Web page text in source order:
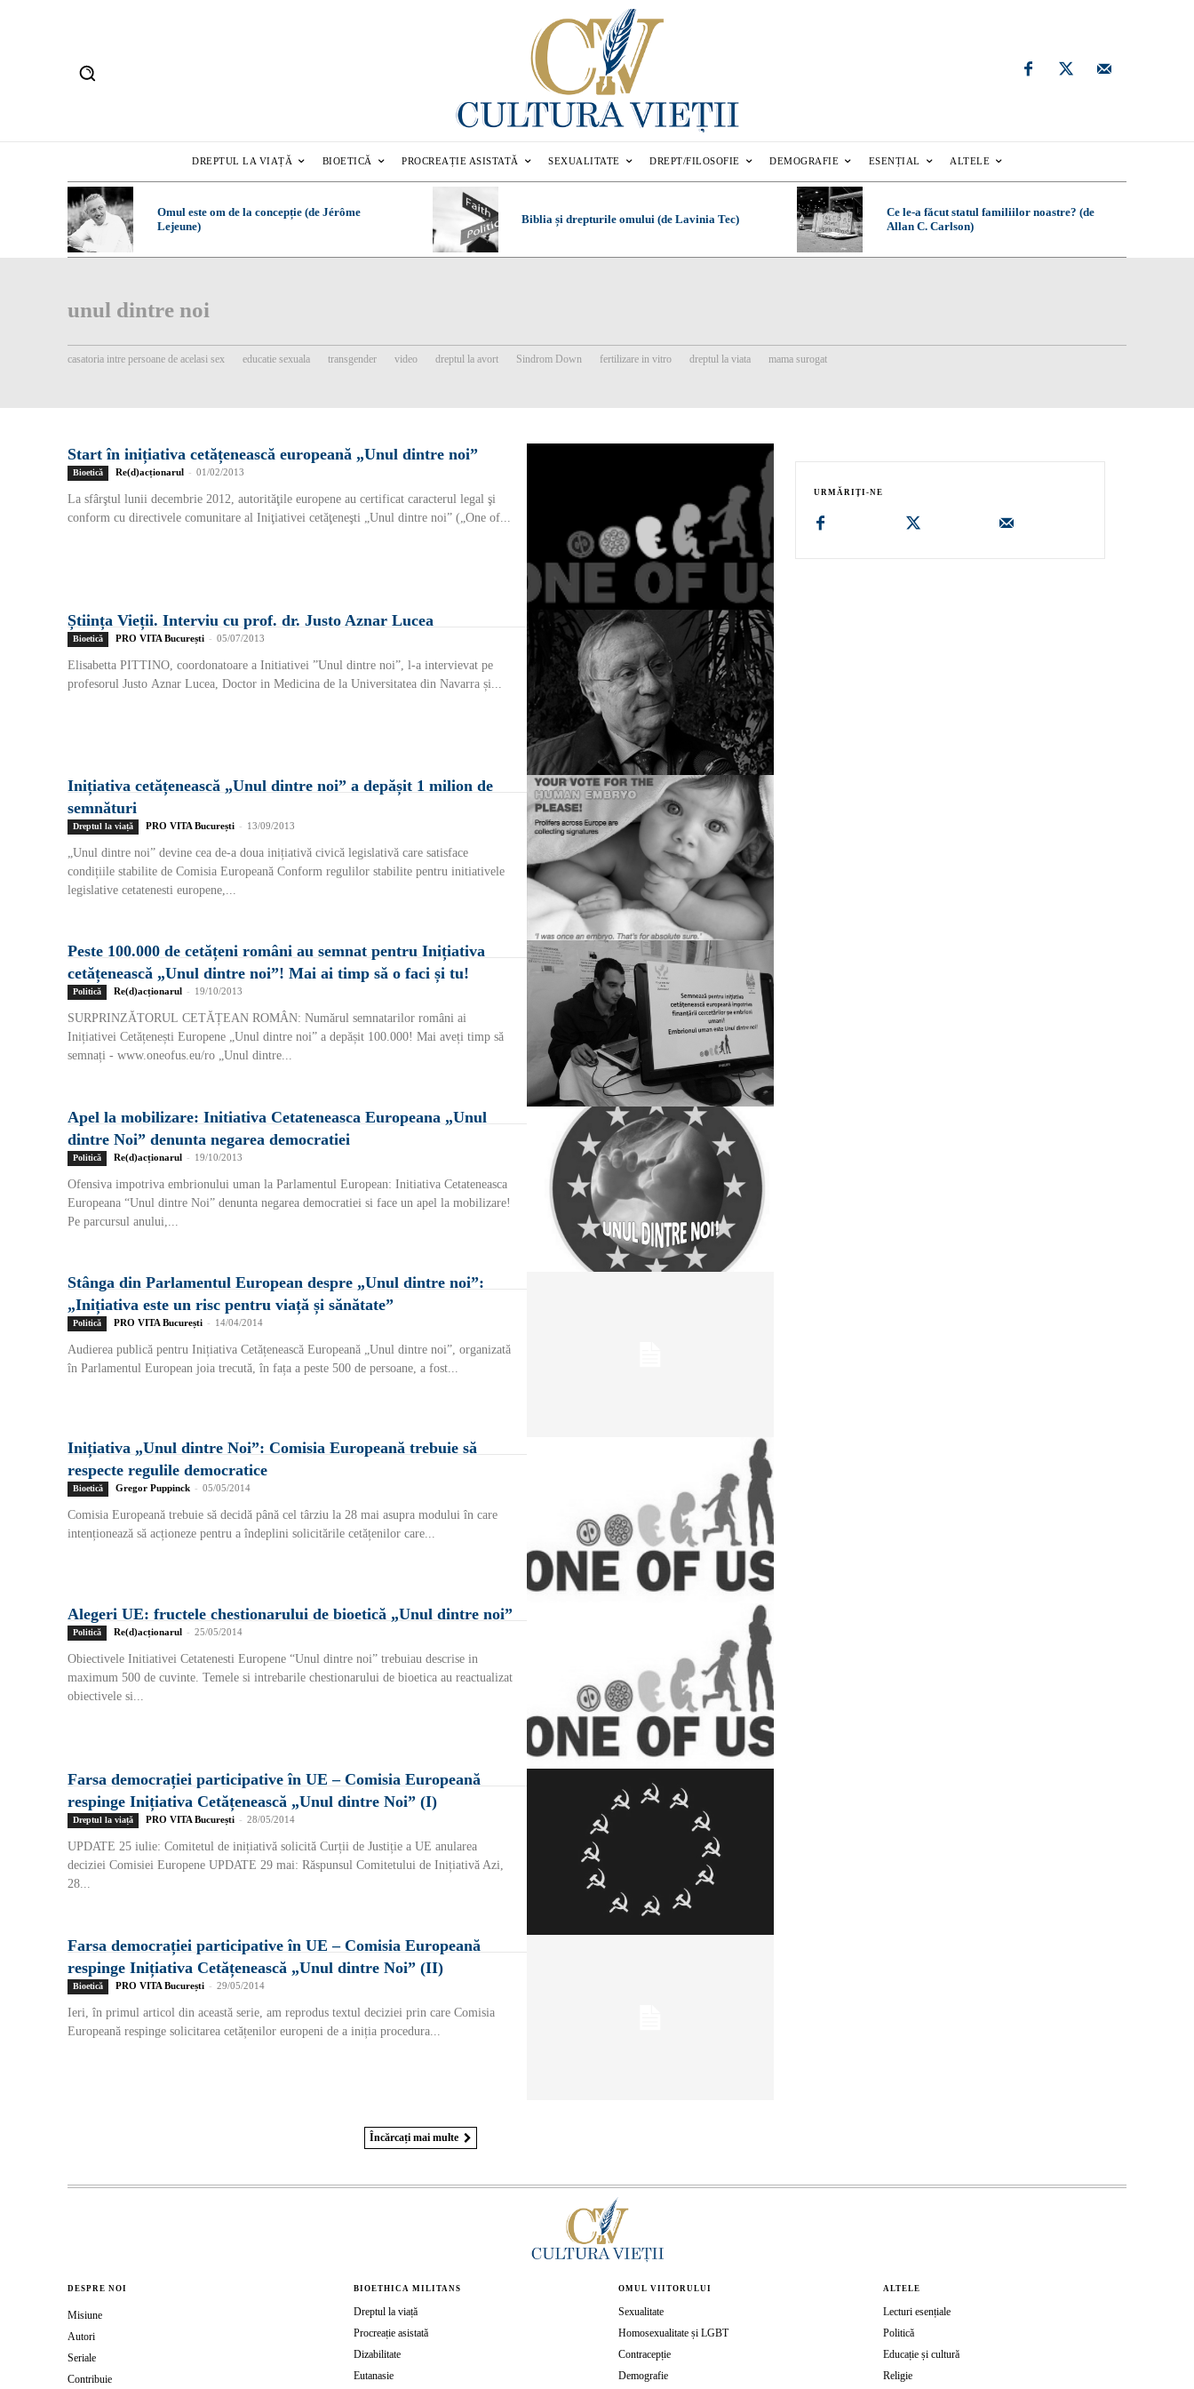
DREPTUL LA VIAȚĂ BIOETICĂ PROCREAȚIE ASISTATĂ SEXUALITATE DREPT/FILOSOFIE DEMOGRAFIE ESENȚIAL ALTELE
Omul este om de la concepție (de Jérôme
Lejeune)
Biblia și drepturile omului (de Lavinia Tec)
Ce le-a făcut statul familiilor noastre? (de
Allan C. Carlson)
unul dintre noi
casatoria intre persoane de acelasi sex educatie sexuala transgender video dreptul la avort Sindrom Down fertilizare in vitro dreptul la viata mama surogat
Start în inițiativa cetățenească europeană „Unul dintre noi”
Bioetică Re(d)acționarul - 01/02/2013
La sfârştul lunii decembrie 2012, autorităţile europene au certificat caracterul legal şi
conform cu directivele comunitare al Iniţiativei cetăţeneşti „Unul dintre noi” („One of...
Știința Vieții. Interviu cu prof. dr. Justo Aznar Lucea
Bioetică PRO VITA București - 05/07/2013
Elisabetta PITTINO, coordonatoare a Initiativei ”Unul dintre noi”, l-a intervievat pe
profesorul Justo Aznar Lucea, Doctor in Medicina de la Universitatea din Navarra și...
Inițiativa cetățenească „Unul dintre noi” a depășit 1 milion de
semnături
Dreptul la viață PRO VITA București - 13/09/2013
„Unul dintre noi” devine cea de-a doua inițiativă civică legislativă care satisface
condițiile stabilite de Comisia Europeană Conform regulilor stabilite pentru initiativele
legislative cetatenesti europene,...
Peste 100.000 de cetățeni români au semnat pentru Inițiativa
cetățenească „Unul dintre noi”! Mai ai timp să o faci și tu!
Politică Re(d)acționarul - 19/10/2013
SURPRINZĂTORUL CETĂȚEAN ROMÂN: Numărul semnatarilor români ai
Inițiativei Cetățenești Europene „Unul dintre noi” a depășit 100.000! Mai aveți timp să
semnați - www.oneofus.eu/ro „Unul dintre...
Apel la mobilizare: Initiativa Cetateneasca Europeana „Unul
dintre Noi” denunta negarea democratiei
Politică Re(d)acționarul - 19/10/2013
Ofensiva impotriva embrionului uman la Parlamentul European: Initiativa Cetateneasca
Europeana “Unul dintre Noi” denunta negarea democratiei si face un apel la mobilizare!
Pe parcursul anului,...
Stânga din Parlamentul European despre „Unul dintre noi”:
„Inițiativa este un risc pentru viață și sănătate”
Politică PRO VITA București - 14/04/2014
Audierea publică pentru Inițiativa Cetățenească Europeană „Unul dintre noi”, organizată
în Parlamentul European joia trecută, în fața a peste 500 de persoane, a fost...
Inițiativa „Unul dintre Noi”: Comisia Europeană trebuie să
respecte regulile democratice
Bioetică Gregor Puppinck - 05/05/2014
Comisia Europeană trebuie să decidă până cel târziu la 28 mai asupra modului în care
intenționează să acționeze pentru a îndeplini solicitările cetățenilor care...
Alegeri UE: fructele chestionarului de bioetică „Unul dintre noi”
Politică Re(d)acționarul - 25/05/2014
Obiectivele Initiativei Cetatenesti Europene “Unul dintre noi” trebuiau descrise in
maximum 500 de cuvinte. Temele si intrebarile chestionarului de bioetica au reactualizat
obiectivele si...
Farsa democrației participative în UE – Comisia Europeană
respinge Inițiativa Cetățenească „Unul dintre Noi” (I)
Dreptul la viață PRO VITA București - 28/05/2014
UPDATE 25 iulie: Comitetul de inițiativă solicită Curții de Justiție a UE anularea
deciziei Comisiei Europene UPDATE 29 mai: Răspunsul Comitetului de Inițiativă Azi,
28...
Farsa democrației participative în UE – Comisia Europeană
respinge Inițiativa Cetățenească „Unul dintre Noi” (II)
Bioetică PRO VITA București - 29/05/2014
Ieri, în primul articol din această serie, am reprodus textul deciziei prin care Comisia
Europeană respinge solicitarea cetățenilor europeni de a iniția procedura...
Încărcați mai multe
URMĂRIȚI-NE
DESPRE NOI
Misiune
Autori
Seriale
Contribuie
BIOETHICA MILITANS
Dreptul la viață
Procreație asistată
Dizabilitate
Eutanasie
OMUL VIITORULUI
Sexualitate
Homosexualitate și LGBT
Contracepție
Demografie
ALTELE
Lecturi esențiale
Politică
Educație și cultură
Religie